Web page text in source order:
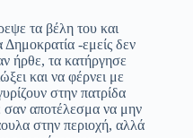
τα βέλη του και
-εμείς δεν
ήρθε, τα κατήργησε
και να φέρνει με
στην πατρίδα
σαν αποτέλεσμα να μην
στην περιοχή, αλλά